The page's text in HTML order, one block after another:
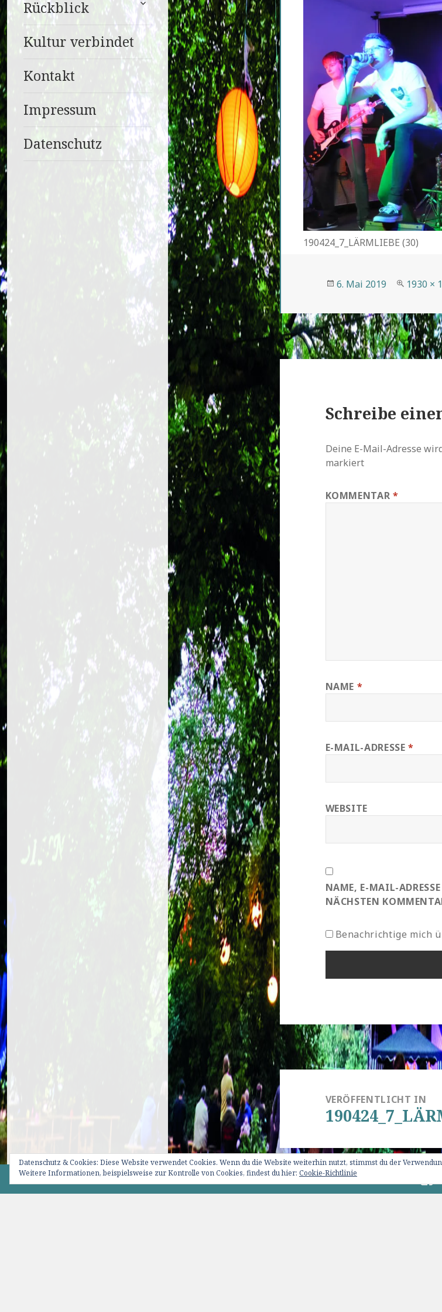
Rückblick
anzeigen
Kultur verbindet
Kontakt
Impressum
Datenschutz
190424_7_LÄRMLIEBE (30)
Veröffentlicht
6. Mai 2019
Volle
1930 ×
Schreibe
Deine E-Mail-Adresse
markiert
KOMMENTAR *
NAME *
E-MAIL-ADRESSE*
WEBSITE
NAME, E-MAIL-
NÄCHSTEN
Benachrichtige mich
Beitragsnavigation
VERÖFFENTLICHT IN
Datenschutz & Cookies: Diese Website verwendet Cookies. Wenn du die Website weiterhin nutzt, stimmst du der
Weitere Informationen, beispielsweise zur Kontrolle von Cookies, findest du hier: Cookie-Richtlinie